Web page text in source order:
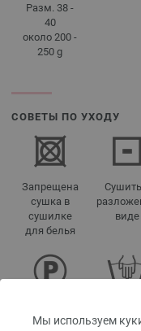
Мы используем
Разм. 38 -
40
около 200 -
250 g
СОВЕТЫ ПО УХОДУ
Запрещена
сушка в
сушилке
для белья
виде
перхлорэтиленом